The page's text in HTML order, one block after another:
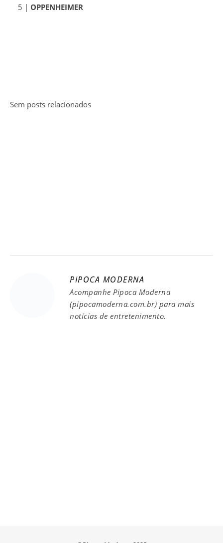
5 | OPPENHEIMER
Sem posts relacionados
PIPOCA MODERNA
Acompanhe Pipoca Moderna
(pipocamoderna.com.br) para mais
notícias de entretenimento.